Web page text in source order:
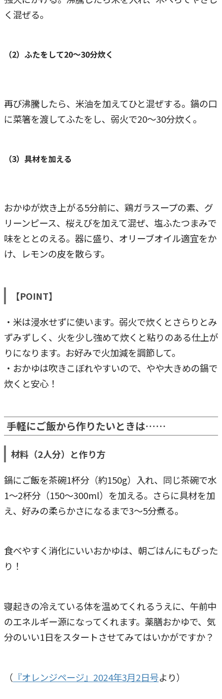
く混ぜる。
（2）ふたをして20～30分炊く
再び沸騰したら、米油を加えてひと混ぜする。鍋の口
に菜箸を渡してふたをし、弱火で20～30分炊く。
（3）具材を加える
おかゆが炊き上がる5分前に、鶏ガラスープの素、グ
リーンピース、桜えびを加えて混ぜ、塩ふたつまみで
味をととのえる。器に盛り、オリーブオイル適宜をか
け、レモンの皮を散らす。
【POINT】
・米は浸水せずに使います。弱火で炊くとさらりとみ
ずみずしく、火を少し強めて炊くと粘りのある仕上が
りになります。お好みで火加減を調節して。
・おかゆは吹きこぼれやすいので、やや大きめの鍋で
炊くと安心！
手軽にご飯から作りたいときは……
材料（2人分）と作り方
鍋にご飯を茶碗1杯分（約150g）入れ、同じ茶碗で水
1～2杯分（150～300ml）を加える。さらに具材を加
え、好みの柔らかさになるまで3～5分煮る。
食べやすく消化にいいおかゆは、朝ごはんにもぴった
り！
寝起きの冷えている体を温めてくれるうえに、午前中
のエネルギー源になってくれます。薬膳おかゆで、気
分のいい1日をスタートさせてみてはいかがですか？
（ 『オレンジページ』2024年3月2日号より）